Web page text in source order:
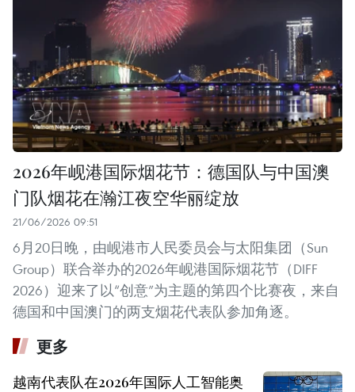
2026年岘港国际烟花节：德国队与中国澳
门队烟花在瀚江夜空华丽绽放
21/06/2026 09:51
6月20日晚，由岘港市人民委员会与太阳集团（Sun
Group）联合举办的2026年岘港国际烟花节（DIFF
2026）迎来了以“创意”为主题的第四个比赛夜，来自
德国和中国澳门的两支烟花代表队参加角逐。
更多
越南代表队在2026年国际人工智能奥